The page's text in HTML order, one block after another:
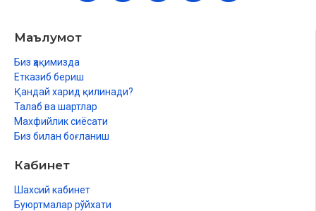
Маълумот
Биз ҳақимизда
Етказиб бериш
Қандай харид қилинади?
Талаб ва шартлар
Махфийлик сиёсати
Биз билан боғланиш
Кабинет
Шахсий кабинет
Буюртмалар рўйхати